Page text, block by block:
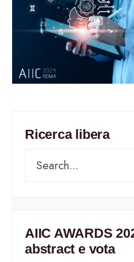
Ricerca libera
AIIC AWARDS
abstract e vota